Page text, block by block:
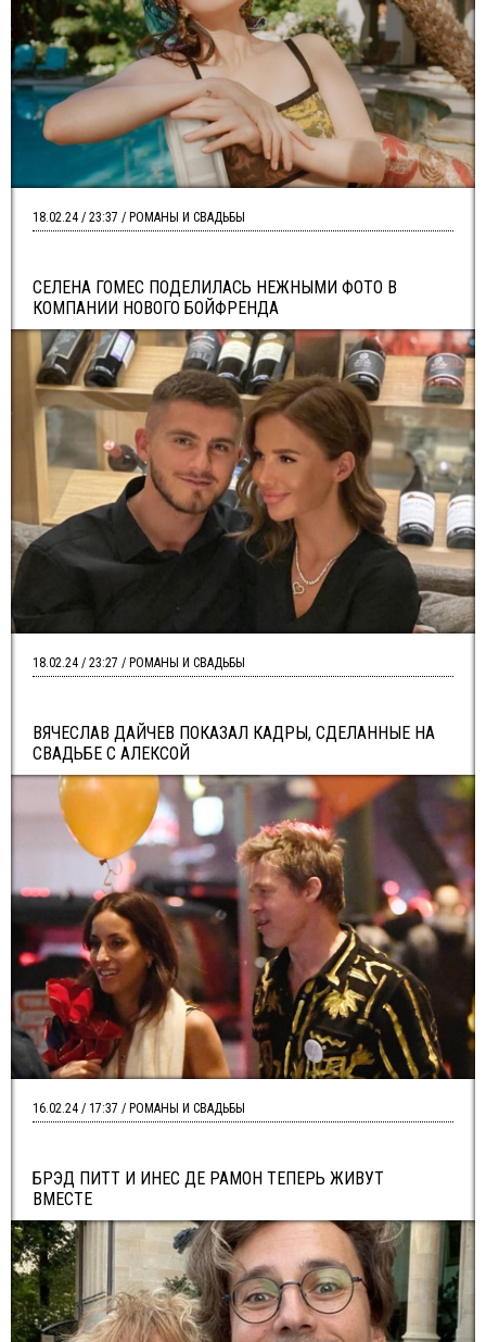
СЕЛЕНА ГОМЕС ПОДЕЛИЛАСЬ НЕЖНЫМИ ФОТО В
КОМПАНИИ НОВОГО БОЙФРЕНДА
18.02.24 / 23:37 / РОМАНЫ И СВАДЬБЫ
ВЯЧЕСЛАВ ДАЙЧЕВ ПОКАЗАЛ КАДРЫ, СДЕЛАННЫЕ НА
СВАДЬБЕ С АЛЕКСОЙ
18.02.24 / 23:27 / РОМАНЫ И СВАДЬБЫ
БРЭД ПИТТ И ИНЕС ДЕ РАМОН ТЕПЕРЬ ЖИВУТ
ВМЕСТЕ
16.02.24 / 17:37 / РОМАНЫ И СВАДЬБЫ